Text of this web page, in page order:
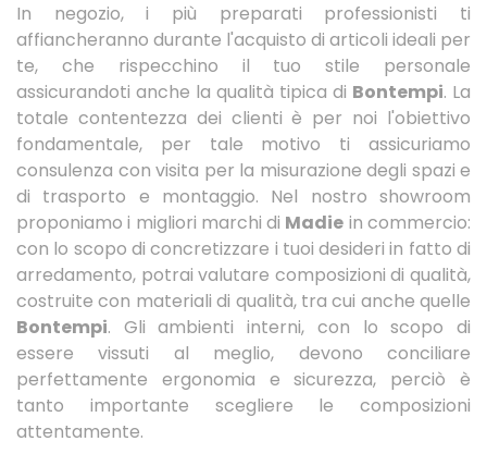
In negozio, i più preparati professionisti ti
affiancheranno durante l'acquisto di articoli ideali per
te, che rispecchino il tuo stile personale
assicurandoti anche la qualità tipica di Bontempi. La
totale contentezza dei clienti è per noi l'obiettivo
fondamentale, per tale motivo ti assicuriamo
consulenza con visita per la misurazione degli spazi e
di trasporto e montaggio. Nel nostro showroom
proponiamo i migliori marchi di Madie in commercio:
con lo scopo di concretizzare i tuoi desideri in fatto di
arredamento, potrai valutare composizioni di qualità,
costruite con materiali di qualità, tra cui anche quelle
Bontempi. Gli ambienti interni, con lo scopo di
essere vissuti al meglio, devono conciliare
perfettamente ergonomia e sicurezza, perciò è
tanto importante scegliere le composizioni
attentamente.